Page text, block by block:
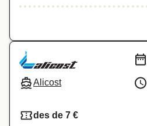
Alicost
des de 7 €